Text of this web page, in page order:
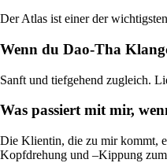
Der Atlas ist einer der
Wenn du Dao-Tha
Sanft und tiefgehend zugleich.
Was passiert mit mir,
Die Klientin, die zu mir kommt,
Kopfdrehung und –Kippung